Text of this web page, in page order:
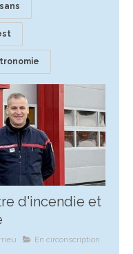
d'incendie et
En circonscription